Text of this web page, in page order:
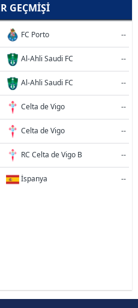
GEÇMIŞI
FC Porto --
Al-Ahli Saudi FC --
Al-Ahli Saudi FC --
Celta de Vigo --
Celta de Vigo --
RC Celta de Vigo B --
İspanya --